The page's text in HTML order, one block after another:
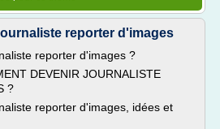
reporter d'images
reporter d'images ?
DEVENIR JOURNALISTE
?
reporter d'images, idées et